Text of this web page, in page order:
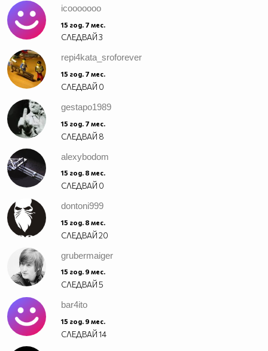
icooooooo
15 год. 7 мес.
СЛЕДВАЙ3
repi4kata_sroforever
15 год. 7 мес.
СЛЕДВАЙ 0
gestapo1989
15 год. 7 мес.
СЛЕДВАЙ 8
alexybodom
15 год. 8 мес.
СЛЕДВАЙ 0
dontoni999
15 год. 8 мес.
СЛЕДВАЙ20
grubermaiger
15 год. 9 мес.
СЛЕДВАЙ5
bar4ito
15 год. 9 мес.
СЛЕДВАЙ14